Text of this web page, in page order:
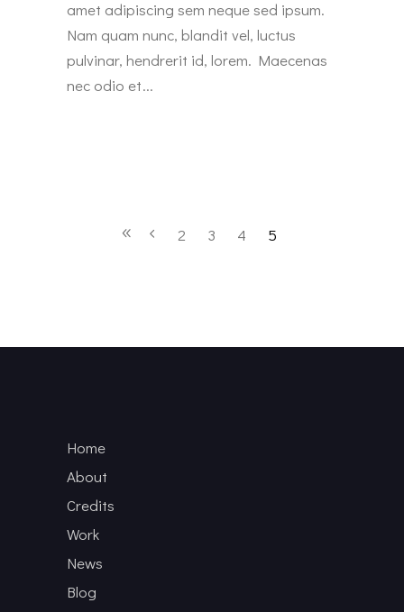
amet adipiscing sem neque sed ipsum.
Nam quam nunc, blandit vel, luctus
pulvinar, hendrerit id, lorem. Maecenas
nec odio et
2 3 4 5
Home
About
Credits
Work
News
Blog